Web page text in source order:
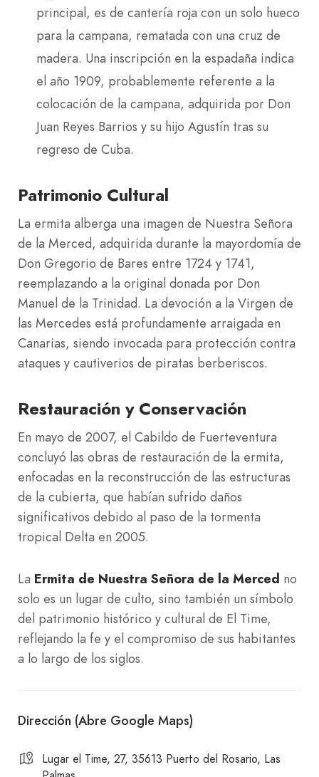
principal, es de cantería roja con un solo hueco
para la campana, rematada con una cruz de
madera. Una inscripción en la espadaña indica
el año 1909, probablemente referente a la
colocación de la campana, adquirida por Don
Juan Reyes Barrios y su hijo Agustín tras su
regreso de Cuba.
Patrimonio Cultural
La ermita alberga una imagen de Nuestra Señora
de la Merced, adquirida durante la mayordomía de
Don Gregorio de Bares entre 1724 y 1741,
reemplazando a la original donada por Don
Manuel de la Trinidad. La devoción a la Virgen de
las Mercedes está profundamente arraigada en
Canarias, siendo invocada para protección contra
ataques y cautiverios de piratas berberiscos.
Restauración y Conservación
En mayo de 2007, el Cabildo de Fuerteventura
concluyó las obras de restauración de la ermita,
enfocadas en la reconstrucción de las estructuras
de la cubierta, que habían sufrido daños
significativos debido al paso de la tormenta
tropical Delta en 2005.
La Ermita de Nuestra Señora de la Merced no
solo es un lugar de culto, sino también un símbolo
del patrimonio histórico y cultural de El Time,
reflejando la fe y el compromiso de sus habitantes
a lo largo de los siglos.
Dirección (Abre Google Maps)
Lugar el Time, 27, 35613 Puerto del Rosario, Las